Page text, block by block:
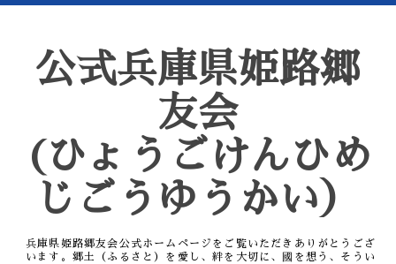
公式兵庫県姫路郷
友会
(ひょうごけんひめ
じごうゆうかい）
兵庫県姫路郷友会公式ホームページをご覧いただきありがとうござ
います。郷土（ふるさと）を愛し、絆を大切に、國を想う、そうい